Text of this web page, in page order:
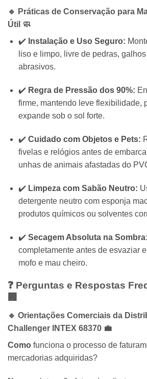
🔹 Práticas de Conservação para
Útil 🧼
✔️ Instalação e Uso Seguro:
liso e limpo, livre de pedras,
abrasivos.
✔️ Regra de Pressão dos 90%:
firme, mantendo leve flexibilidade,
expande sob o sol forte.
✔️ Cuidado com Objetos e Pets:
fivelas e relógios antes de
unhas de animais afastadas do
✔️ Limpeza com Sabão Neutro:
detergente neutro com esponja
produtos químicos ou solventes
✔️ Secagem Absoluta na Sombra:
completamente antes de esvaziar
mofo e mau cheiro.
❓ Perguntas e Respostas
🏢
🔹 Orientações Comerciais da
Challenger INTEX 68370 💼
Como funciona o processo de
mercadorias adquiridas?